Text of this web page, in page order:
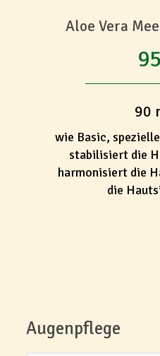
Aloe Vera
90
wie Basic,
stabilisiert die
harmonisiert die
die
Augenpflege